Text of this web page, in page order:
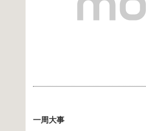
一周大事